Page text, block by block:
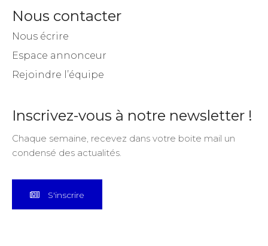
Nous contacter
Nous écrire
Espace annonceur
Rejoindre l’équipe
Inscrivez-vous à notre newsletter !
Chaque semaine, recevez dans votre boite mail un
condensé des actualités.
S'inscrire